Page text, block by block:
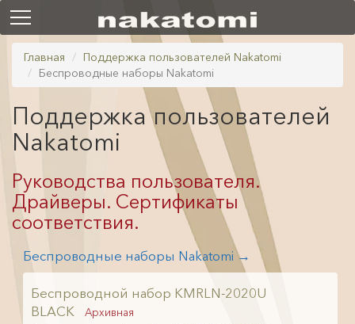
Главная
Поддержка пользователей Nakatomi
Беспроводные наборы Nakatomi
Поддержка пользователей
Nakatomi
Руководства пользователя.
Драйверы. Сертификаты
соответствия.
Беспроводные наборы Nakatomi →
Беспроводной набор KMRLN-2020U
BLACK
Архивная